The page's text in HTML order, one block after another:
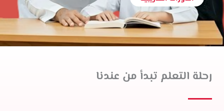
رحلة التعلم تبدأ من عندنا